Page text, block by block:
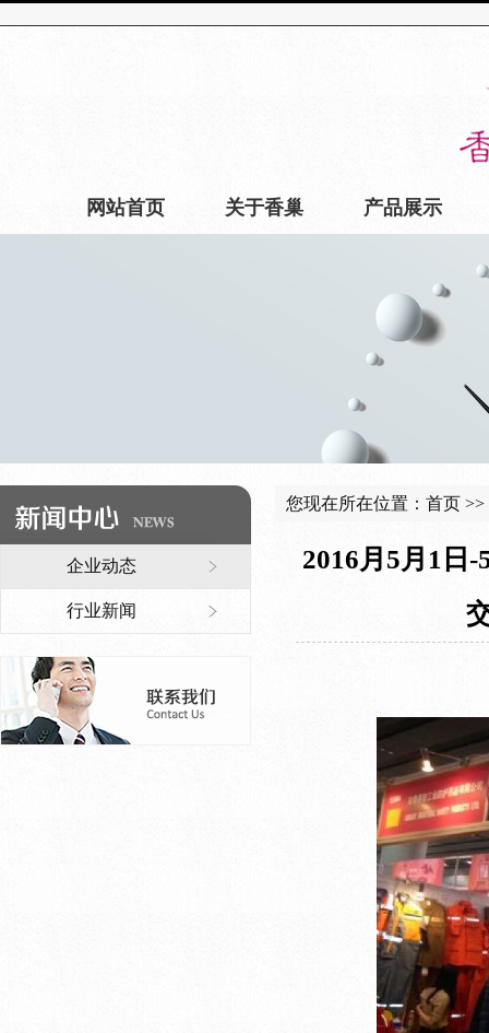
网站首页 关于香巢
产品展示
企业动态
行业新闻
您现在所在位置： 首页 >>
2016月5月1日